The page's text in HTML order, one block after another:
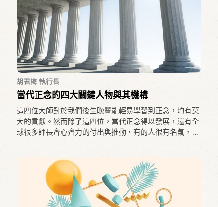
胡君梅 執行長
當代正念的四大關鍵人物與其機構
這四位大師對於我們後生晚輩能輕易學習到正念，均有莫
大的貢獻。然而除了這四位，當代正念得以發展，還有全
球很多師長齊心齊力的付出與推動，有的人很有名氣，有